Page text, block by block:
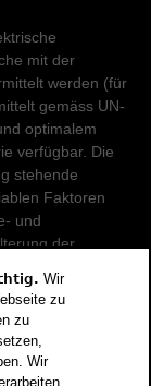
mit der
werden (für
gemäss UN-
optimalem
verfügbar. Die
stehende
Faktoren
und
der
sind, werden sie
für
Wir
zu
zu
Wir